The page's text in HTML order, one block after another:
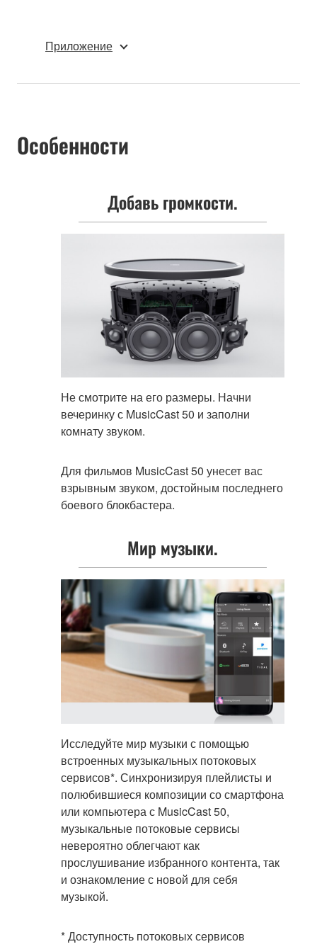
Приложение
Особенности
Добавь громкости.
Не смотрите на его размеры. Начни
вечеринку с MusicCast 50 и заполни
комнату звуком.
Для фильмов MusicCast 50 унесет вас
взрывным звуком, достойным последнего
боевого блокбастера.
Мир музыки.
Исследуйте мир музыки с помощью
встроенных музыкальных потоковых
сервисов*. Синхронизируя плейлисты и
полюбившиеся композиции со смартфона
или компьютера с MusicCast 50,
музыкальные потоковые сервисы
невероятно облегчают как
прослушивание избранного контента, так
и ознакомление с новой для себя
музыкой.
* Доступность потоковых сервисов